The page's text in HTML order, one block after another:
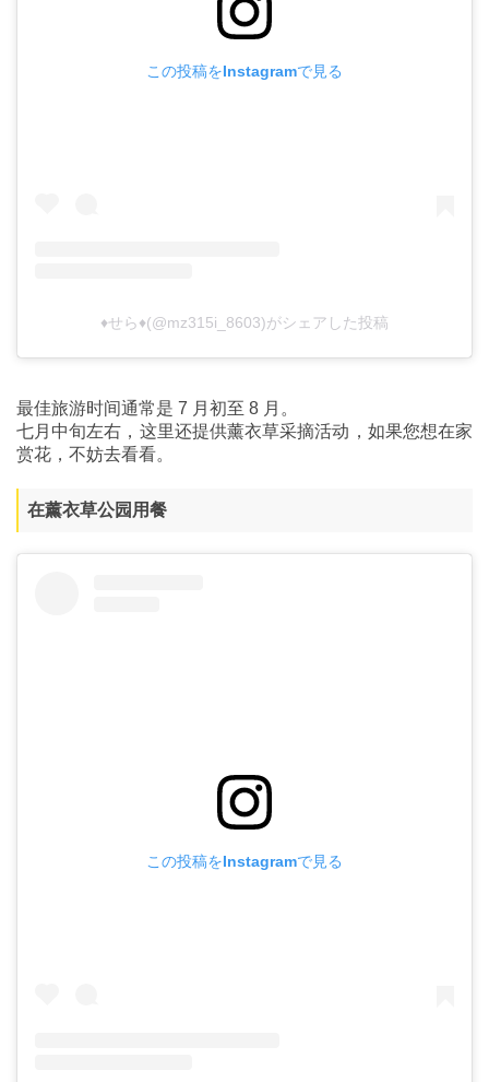
この投稿をInstagramで見る
♦せら♦(@mz315i_8603)がシェアした投稿
最佳旅游时间通常是 7 月初至 8 月。
七月中旬左右，这里还提供薰衣草采摘活动，如果您想在家
赏花，不妨去看看。
在薰衣草公园用餐
この投稿をInstagramで見る